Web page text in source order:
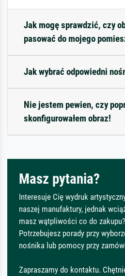
Jak mogę sprawdzić, czy
pasować do mojego
Jak wybrać odpowiedni
Nie jestem pewien, czy
skonfigurowałem obraz!
Masz pytania?
Interesuje Cię wydruk
naszej manufaktury, jednak
masz wątpliwości co do zakupu?
Potrzebujesz porady przy
nośnika lub pomocy przy
Zapraszamy do kontaktu.